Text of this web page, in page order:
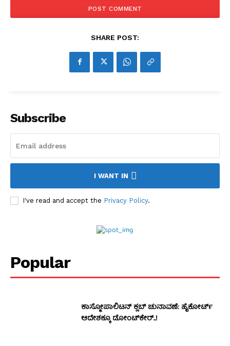
SHARE POST:
Subscribe
I WANT IN
I've read and accept the Privacy Policy.
Popular
ಕಾಸ್ಮೋಪಾಲಿಟನ್‌ ಕ್ಲಬ್‌ ಚುನಾವಣೆ: ಹೈಕೋರ್ಟ್‌
ಆದೇಶಕ್ಕೂ ಡೋಂಟ್‌ಕೇರ್‌..!